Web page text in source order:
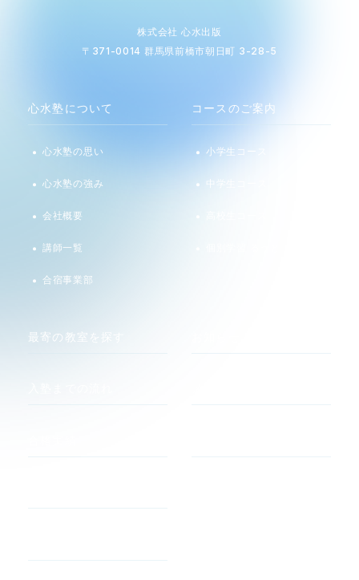
株式会社 心水出版
〒371-0014 群馬県前橋市朝日町 3-28-5
心水塾について
心水塾の思い
心水塾の強み
会社概要
講師一覧
合宿事業部
コースのご案内
小学生コース
中学生コース
最寄の教室を探す